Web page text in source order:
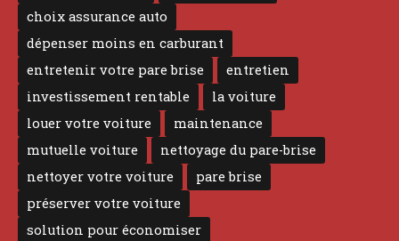
choix assurance auto
dépenser moins en carburant
entretenir votre pare brise
entretien
investissement rentable
la voiture
louer votre voiture
maintenance
mutuelle voiture
nettoyage du pare-brise
nettoyer votre voiture
pare brise
préserver votre voiture
solution pour économiser